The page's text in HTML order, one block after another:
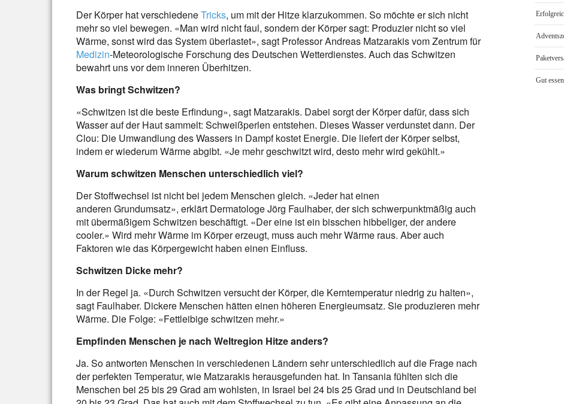
Der Körper hat verschiedeneTricks, um mit der Hitze klarzukommen. So möchte er sich nicht
mehr so viel bewegen. «Man wird nicht faul, sondern der Körper sagt: Produzier nicht so viel
Wärme, sonst wird das System überlastet», sagt Professor Andreas Matzarakis vom Zentrum für
Medizin-Meteorologische Forschung des Deutschen Wetterdienstes. Auch das Schwitzen
bewahrt uns vor dem inneren Überhitzen.
Was bringt Schwitzen?
«Schwitzen ist die beste Erfindung», sagt Matzarakis. Dabei sorgt der Körper dafür, dass sich
Wasser auf der Haut sammelt: Schweißperlen entstehen. Dieses Wasser verdunstet dann. Der
Clou: Die Umwandlung des Wassers in Dampf kostet Energie. Die liefert der Körper selbst,
indem er wiederum Wärme abgibt. «Je mehr geschwitzt wird, desto mehr wird gekühlt.»
Warum schwitzen Menschen unterschiedlich viel?
Der Stoffwechsel ist nicht bei jedem Menschen gleich. «Jeder hat einen
anderen Grundumsatz», erklärt Dermatologe Jörg Faulhaber, der sich schwerpunktmäßig auch
mit übermäßigem Schwitzen beschäftigt. «Der eine ist ein bisschen hibbeliger, der andere
cooler.» Wird mehr Wärme im Körper erzeugt, muss auch mehr Wärme raus. Aber auch
Faktoren wie das Körpergewicht haben einen Einfluss.
Schwitzen Dicke mehr?
In der Regel ja. «Durch Schwitzen versucht der Körper, die Kerntemperatur niedrig zu halten»,
sagt Faulhaber. Dickere Menschen hätten einen höheren Energieumsatz. Sie produzieren mehr
Wärme. Die Folge: «Fettleibige schwitzen mehr.»
Empfinden Menschen je nach Weltregion Hitze anders?
Ja. So antworten Menschen in verschiedenen Ländern sehr unterschiedlich auf die Frage nach
der perfekten Temperatur, wie Matzarakis herausgefunden hat. In Tansania fühlten sich die
Menschen bei 25 bis 29 Grad am wohlsten, in Israel bei 24 bis 25 Grad und in Deutschland bei
Gut